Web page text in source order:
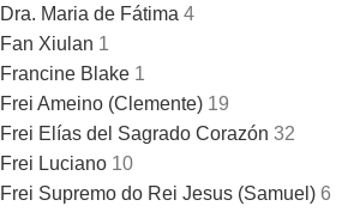
Dra. Maria de Fátima 4
Fan Xiulan 1
Francine Blake 1
Frei Ameino (Clemente) 19
Frei Elías del Sagrado Corazón 32
Frei Luciano 10
Frei Supremo do Rei Jesus (Samuel) 6